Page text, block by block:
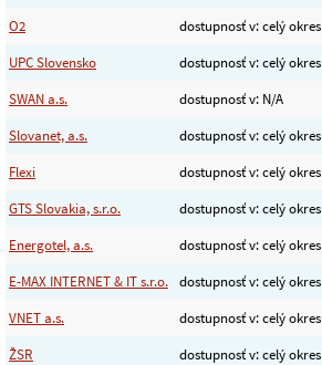
O2
dostupnosť v: celý okres
UPC Slovensko
dostupnosť v: celý okres
SWAN a.s.
dostupnosť v: N/A
Slovanet, a.s.
dostupnosť v: celý okres
Flexi
dostupnosť v: celý okres
GTS Slovakia, s.r.o.
dostupnosť v: celý okres
Energotel, a.s.
dostupnosť v: celý okres
E-MAX INTERNET & IT s.r.o. dostupnosť v: celý okres
VNET a.s.
dostupnosť v: celý okres
ŽSR
dostupnosť v: celý okres